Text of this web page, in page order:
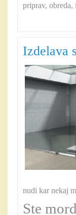
priprav,
Izdelava
nudi kar nekaj
Ste